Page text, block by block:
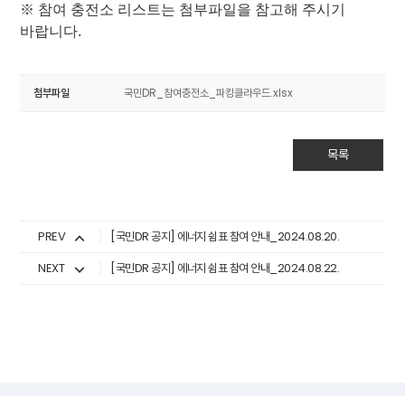
※ 참여 충전소 리스트는 첨부파일을 참고해 주시기
바랍니다.
첨부파일 국민DR_참여충전소_파킹클라우드.xlsx
목록
PREV
[국민DR 공지] 에너지 쉼표 참여 안내_2024.08.20.
NEXT
[국민DR 공지] 에너지 쉼표 참여 안내_2024.08.22.